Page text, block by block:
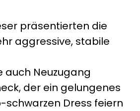
präsentierten die
aggressive, stabile
auch Neuzugang
der ein gelungenes
schwarzen Dress feiern